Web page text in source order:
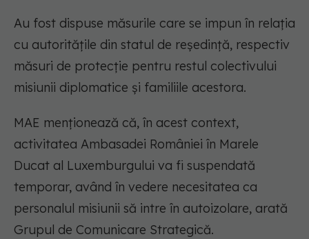
Au fost dispuse măsurile care se impun în relația
cu autoritățile din statul de reședință, respectiv
măsuri de protecție pentru restul colectivului
misiunii diplomatice și familiile acestora.
MAE menționează că, în acest context,
activitatea Ambasadei României în Marele
Ducat al Luxemburgului va fi suspendată
temporar, având în vedere necesitatea ca
personalul misiunii să intre în autoizolare, arată
Grupul de Comunicare Strategică.